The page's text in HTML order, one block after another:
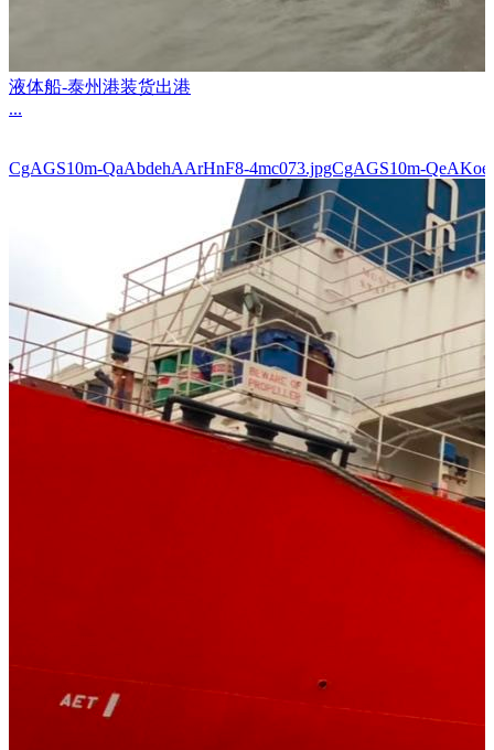
液体船-泰州港装货出港
...
CgAGS10m-QaAbdehAArHnF8-4mc073.jpgCgAGS10m-